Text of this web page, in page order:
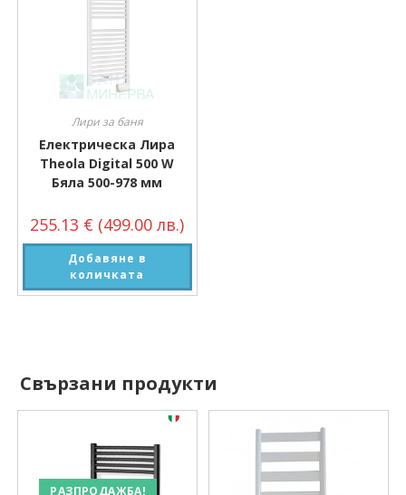
Лири за баня
Електрическа Лира
Theola Digital 500 W
Бяла 500-978 мм
255.13 € (499.00 лв.)
Добавяне в
количката
Свързани продукти
РАЗПРОДАЖБА!